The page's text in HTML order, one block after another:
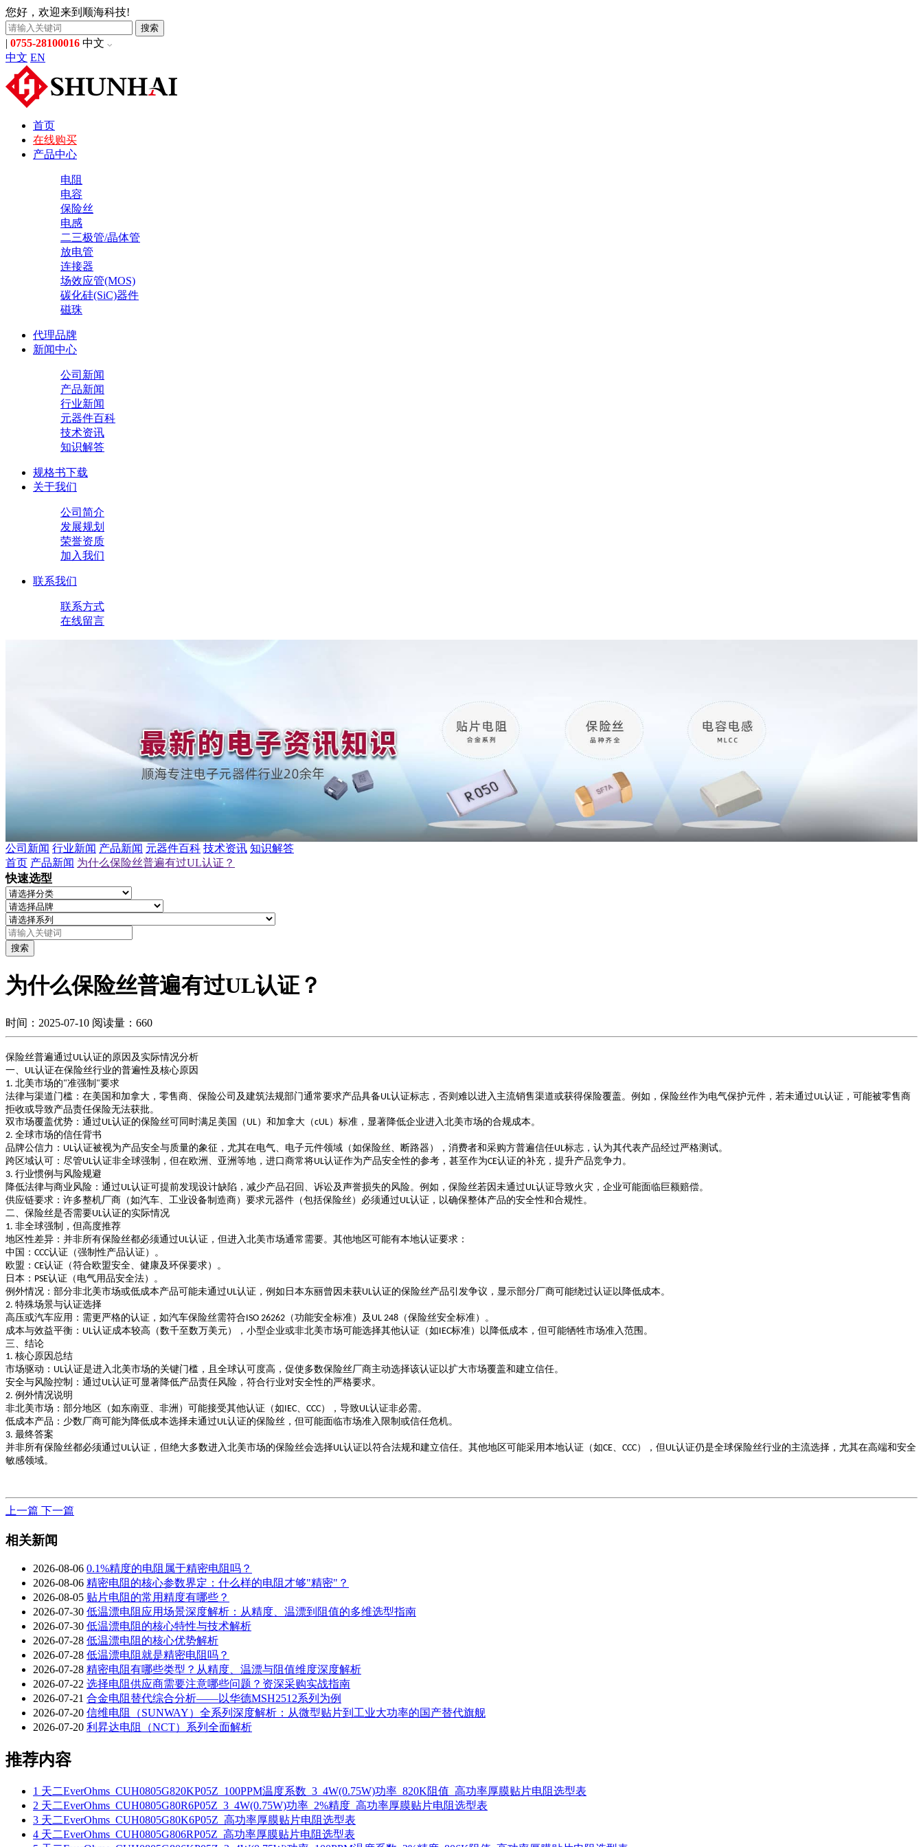
您好，欢迎来到顺海科技!
搜索
| 0755-28100016 中文
中文 EN
首页
在线购买
产品中心
电阻
电容
保险丝
电感
二三极管/晶体管
放电管
连接器
场效应管(MOS)
碳化硅(SiC)器件
磁珠
代理品牌
新闻中心
公司新闻
产品新闻
行业新闻
元器件百科
技术资讯
知识解答
规格书下载
关于我们
公司简介
发展规划
荣誉资质
加入我们
联系我们
联系方式
在线留言
公司新闻 行业新闻 产品新闻 元器件百科 技术资讯 知识解答
首页 产品新闻 为什么保险丝普遍有过UL认证？
快速选型
搜索
为什么保险丝普遍有过UL认证？
时间：2025-07-10 阅读量：660
保险丝普遍通过UL认证的原因及实际情况分析
一、 UL认证在保险丝行业的普遍性及核心原因
1. 北美市场的"准强制 "要求
法律与渠道门槛 ：在美国和加拿大，零售商、保险公司及建筑法规部门通常要求产品具备UL认证标志，否则难以进入主流销售渠道或获得保险覆盖。例如，保险丝作为电气保护元件，若未通过UL认证，可能被零售商
拒收或导致产品责任保险无法获批。
双市场覆盖优势 ：通过UL认证的保险丝可同时满足美国（ UL）和加拿大（cUL）标准，显著降低企业进入北美市场的合规成本。
2. 全球市场的信任背书
品牌公信力 ： UL认证被视为产品安全与质量的象征，尤其在电气、电子元件领域（如保险丝、断路器），消费者和采购方普遍信任UL标志，认为其代表产品经过严格测试。
跨区域认可 ：尽管UL认证非全球强制，但在欧洲、亚洲等地，进口商常将UL认证作为产品安全性的参考，甚至作为CE认证的补充，提升产品竞争力。
3. 行业惯例与风险规避
降低法律与商业风险 ：通过UL认证可提前发现设计缺陷，减少产品召回、诉讼及声誉损失的风险。例如，保险丝若因未通过UL认证导致火灾，企业可能面临巨额赔偿。
供应链要求 ：许多整机厂商（如汽车、工业设备制造商）要求元器件（包括保险丝）必须通过UL认证，以确保整体产品的安全性和合规性。
二、保险丝是否需要UL认证的实际情况
1. 非全球强制，但高度推荐
地区性差异 ：并非所有保险丝都必须通过UL认证，但进入北美市场通常需要。其他地区可能有本地认证要求：
中国 ： CCC认证（强制性产品认证）。
欧盟 ： CE认证（符合欧盟安全、健康及环保要求）。
日本 ： PSE认证（电气用品安全法）。
例外情况 ：部分非北美市场或低成本产品可能未通过UL认证，例如日本东丽曾因未获UL认证的保险丝产品引发争议，显示部分厂商可能绕过认证以降低成本。
2. 特殊场景与认证选择
高压或汽车应用 ：需更严格的认证，如汽车保险丝需符合 ISO 26262 （功能安全标准）及 UL 248 （保险丝安全标准）。
成本与效益平衡 ： UL认证成本较高（数千至数万美元），小型企业或非北美市场可能选择其他认证（如 IEC标准）以降低成本，但可能牺牲市场准入范围。
三、结论
1. 核心原因总结
市场驱动 ： UL认证是进入北美市场的关键门槛，且全球认可度高，促使多数保险丝厂商主动选择该认证以扩大市场覆盖和建立信任。
安全与风险控制 ：通过UL认证可显著降低产品责任风险，符合行业对安全性的严格要求。
2. 例外情况说明
非北美市场 ：部分地区（如东南亚、非洲）可能接受其他认证（如 IEC CCC），导致UL认证非必需。
低成本产品 ：少数厂商可能为降低成本选择未通过UL认证的保险丝，但可能面临市场准入限制或信任危机。
3. 最终答案
并非所有保险丝都必须通过UL认证，但绝大多数进入北美市场的保险丝会选择UL认证以符合法规和建立信任。其他地区可能采用本地认证（如CE CCC），但 UL认证仍是全球保险丝行业的主流选择，尤其在高端和安全
敏感领域。
上一篇 下一篇
相关新闻
2026-08-06 0.1%精度的电阻属于精密电阻吗？
2026-08-06 精密电阻的核心参数界定：什么样的电阻才够"精密"？
2026-08-05 贴片电阻的常用精度有哪些？
2026-07-30 低温漂电阻应用场景深度解析：从精度、温漂到阻值的多维选型指南
2026-07-30 低温漂电阻的核心特性与技术解析
2026-07-28 低温漂电阻的核心优势解析
2026-07-28 低温漂电阻就是精密电阻吗？
2026-07-28 精密电阻有哪些类型？从精度、温漂与阻值维度深度解析
2026-07-22 选择电阻供应商需要注意哪些问题？资深采购实战指南
2026-07-21 合金电阻替代综合分析——以华德MSH2512系列为例
2026-07-20 信维电阻（SUNWAY）全系列深度解析：从微型贴片到工业大功率的国产替代旗舰
2026-07-20 利昇达电阻（NCT）系列全面解析
推荐内容
1 天二EverOhms_CUH0805G820KP05Z_100PPM温度系数_3_4W(0.75W)功率_820K阻值_高功率厚膜贴片电阻选型表
2 天二EverOhms_CUH0805G80R6P05Z_3_4W(0.75W)功率_2%精度_高功率厚膜贴片电阻选型表
3 天二EverOhms_CUH0805G80K6P05Z_高功率厚膜贴片电阻选型表
4 天二EverOhms_CUH0805G806RP05Z_高功率厚膜贴片电阻选型表